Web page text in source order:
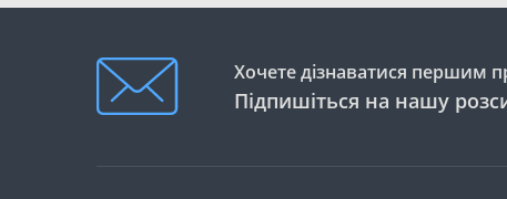
Хочете дізнаватися першим
Підпишіться на нашу